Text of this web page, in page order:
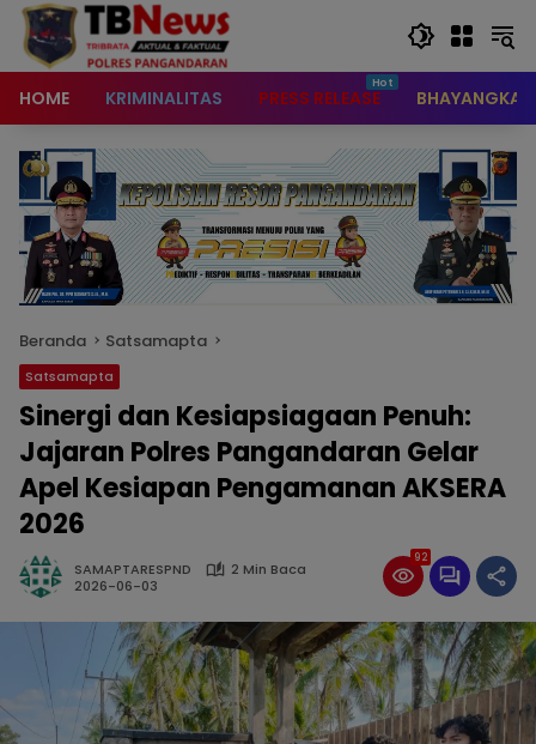
content
HOME KRIMINALITAS PRESS RELEASE BHAYANGKARI
Beranda Satsamapta
Satsamapta
Sinergi dan Kesiapsiagaan Penuh:
Jajaran Polres Pangandaran Gelar
Apel Kesiapan Pengamanan AKSERA
2026
SAMAPTARESPND
2 Min Baca
2026-06-03
92